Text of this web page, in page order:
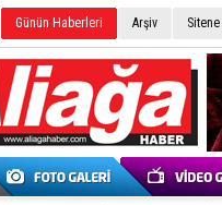
Günün Haberleri Arşiv